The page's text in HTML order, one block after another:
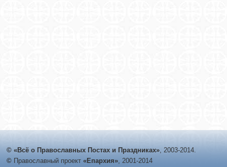
© «Всё о Православных Постах и Праздниках», 2003-2014.
© Православный проект «Епархия», 2001-2014